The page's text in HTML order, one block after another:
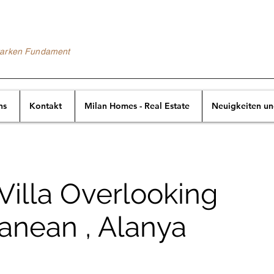
Fundament
Kontakt Milan Homes - Real Estate Neuigkeiten
Overlooking
, Alanya